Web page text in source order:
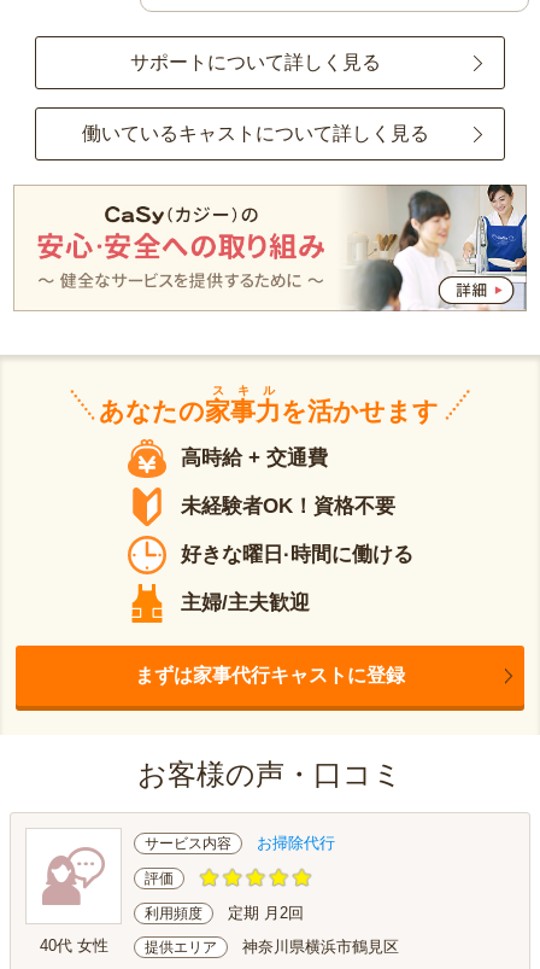
サポートについて詳しく見る
働いているキャストについて詳しく見る
あなたの家事力
スキル
を活かせます
高時給 + 交通費
未経験者OK！資格不要
好きな曜日·時間に働ける
主婦/主夫歓迎
まずは家事代行キャストに登録
お客様の声・口コミ
40代 女性
サービス内容 お掃除代行
評価
利用頻度 定期 月2回
提供エリア 神奈川県横浜市鶴見区